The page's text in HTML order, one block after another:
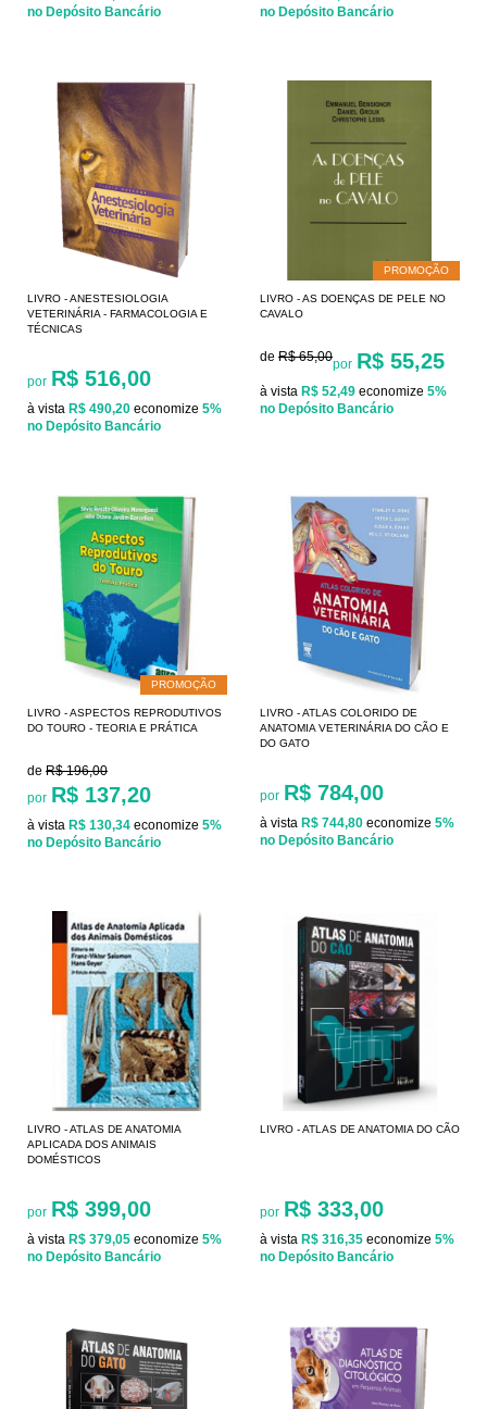
no Depósito Bancário
no Depósito Bancário
LIVRO - ANESTESIOLOGIA
VETERINÁRIA - FARMACOLOGIA E
TÉCNICAS
por R$ 516,00
à vista R$ 490,20 economize 5%
no Depósito Bancário
PROMOÇÃO
LIVRO - AS DOENÇAS DE PELE NO
CAVALO
de R$ 65,00por R$ 55,25
à vista R$ 52,49 economize 5%
no Depósito Bancário
PROMOÇÃO
LIVRO - ASPECTOS REPRODUTIVOS
DO TOURO - TEORIA E PRÁTICA
de R$ 196,00
por R$ 137,20
à vista R$ 130,34 economize 5%
no Depósito Bancário
LIVRO - ATLAS COLORIDO DE
ANATOMIA VETERINÁRIA DO CÃO E
DO GATO
por R$ 784,00
à vista R$ 744,80 economize 5%
no Depósito Bancário
LIVRO - ATLAS DE ANATOMIA
APLICADA DOS ANIMAIS
DOMÉSTICOS
por R$ 399,00
à vista R$ 379,05 economize 5%
no Depósito Bancário
LIVRO - ATLAS DE ANATOMIA DO CÃO
por R$ 333,00
à vista R$ 316,35 economize 5%
no Depósito Bancário